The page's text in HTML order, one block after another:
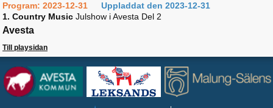
Program: 2023-12-31
Uppladdat den 2023-12-31
1. Country Music Julshow i Avesta Del 2
Avesta
Till playsidan